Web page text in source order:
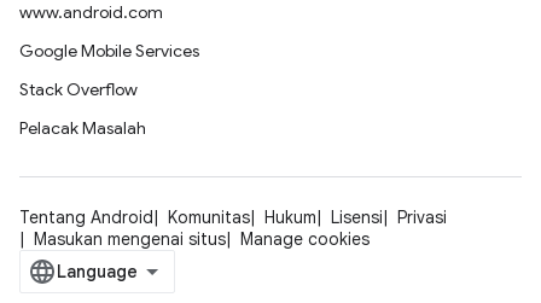
www.android.com
Google Mobile Services
Stack Overflow
Pelacak Masalah
Tentang Android Komunitas Hukum Lisensi
Privasi
Masukan mengenai situs
Manage cookies